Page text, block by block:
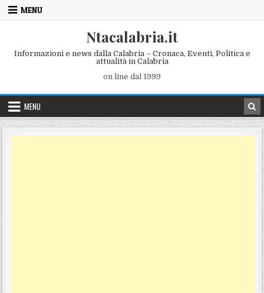
Skip to content
MENU
Ntacalabria.it
Informazioni e news dalla Calabria – Cronaca, Eventi, Politica e
attualità in Calabria
on line dal 1999
MENU